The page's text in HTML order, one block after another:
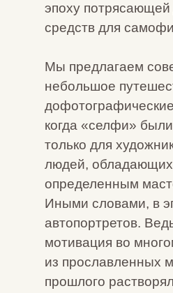
эпоху потрясающей
средств для
Мы предлагаем
небольшое
когда «селфи»
только для
людей, обладающих
определенным
Иными словами, в
автопортретов.
мотивация во
из прославленных
прошлого